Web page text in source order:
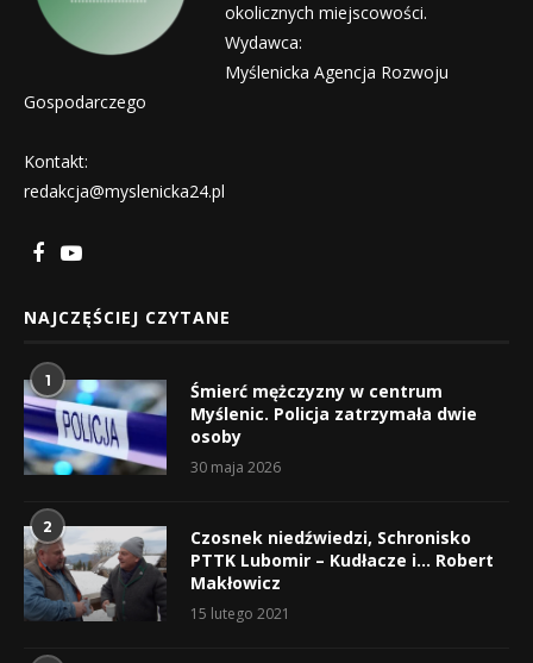
okolicznych miejscowości.
Wydawca:
Myślenicka Agencja Rozwoju
Gospodarczego
Kontakt:
redakcja@myslenicka24.pl
NAJCZĘŚCIEJ CZYTANE
1
Śmierć mężczyzny w centrum
Myślenic. Policja zatrzymała dwie
osoby
30 maja 2026
2
Czosnek niedźwiedzi, Schronisko
PTTK Lubomir – Kudłacze i… Robert
Makłowicz
15 lutego 2021